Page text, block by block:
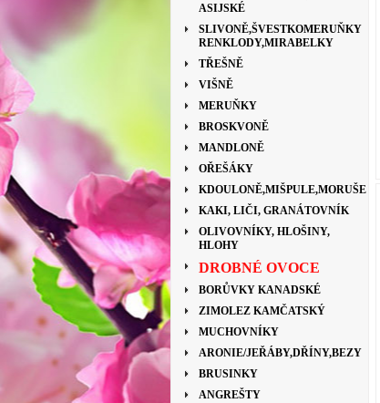
ASIJSKÉ
SLIVONĚ,ŠVESTKOMERUŇKY
RENKLODY,MIRABELKY
TŘEŠNĚ
VIŠNĚ
MERUŇKY
BROSKVONĚ
MANDLONĚ
OŘEŠÁKY
KDOULONĚ,MIŠPULE,MORUŠE
KAKI, LIČI, GRANÁTOVNÍK
OLIVOVNÍKY, HLOŠINY,
HLOHY
DROBNÉ OVOCE
BORŮVKY KANADSKÉ
ZIMOLEZ KAMČATSKÝ
MUCHOVNÍKY
ARONIE/JEŘÁBY,DŘÍNY,BEZY
BRUSINKY
ANGREŠTY